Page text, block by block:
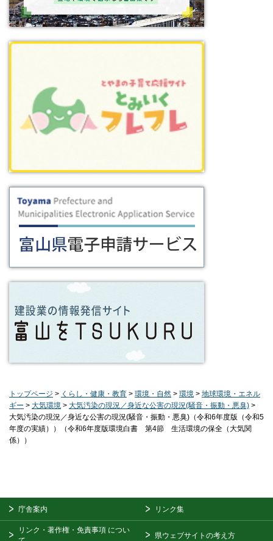
トップページ > くらし・健康・教育 > 環境・自然 > 環境 > 地球環境・エネル
ギー > 大気環境 > 大気汚染の現況／身近な公害の現況(騒音・振動・悪臭) >
大気汚染の現況／身近な公害の現況(騒音・振動・悪臭)（令和6年度版（令和5
年度の実績））（令和6年度版環境白書 第4節 生活環境の保全（大気関
係））
庁舎案内 リンク集
リンク・著作権・免責事項 につい
県ウェブサイトの考え方